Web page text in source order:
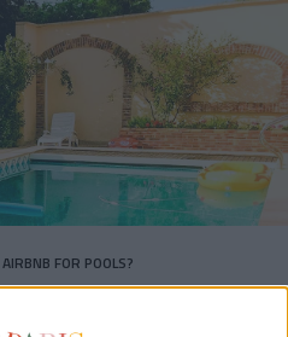
FOR POOLS?